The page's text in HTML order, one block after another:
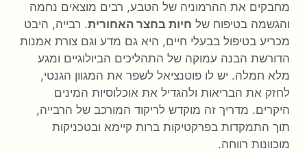
מחבקים את ההרמוניה של הטבע, רבים מוצאים נחמה
והגשמה בטיפוח של חיות בחצר האחורית. רבייה, היבט
מכריע בטיפול בבעלי חיים, היא גם מדע וגם צורת אמנות
הדורשת הבנה עמוקה של התהליכים הביולוגיים ומגע
מלא חמלה. יש לו פוטנציאל לשפר את המגוון הגנטי,
לחזק את הבריאות ולהגדיל את אוכלוסיות המינים
היקרים. מדריך זה מוקדש לריקוד המורכב של הרבייה,
תוך התמקדות בפרקטיקות ברות קיימא ובטכניקות
מוכוונות רווחה.